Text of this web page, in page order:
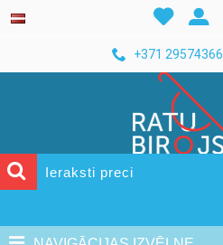
+371 29574366